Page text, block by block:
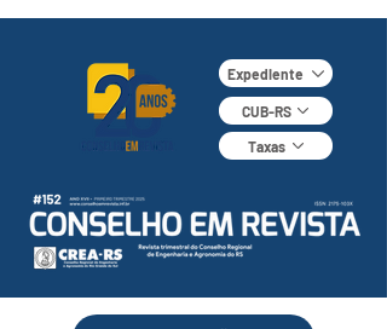
Expediente
CUB-RS
Taxas